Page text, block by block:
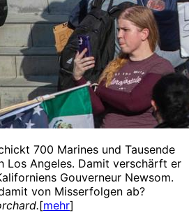
700 Marines und Tausende
Los Angeles. Damit verschärft er
Gouverneur Newsom.
von Misserfolgen ab?
[mehr]